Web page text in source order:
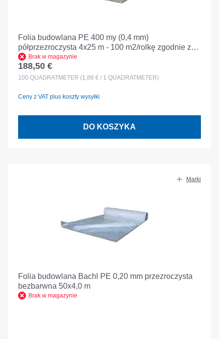
Folia budowlana PE 400 my (0,4 mm)
półprzezroczysta 4x25 m - 100 m2/rolkę zgodnie z
GKV +/-5%
Brak w magazynie
Cena regularna:
188,50 €
100 QUADRATMETER (1,88 € / 1 QUADRATMETER)
Ceny z VAT plus koszty wysyłki
DO KOSZYKA
Marki
Folia budowlana Bachl PE 0,20 mm przezroczysta
bezbarwna 50x4,0 m
Brak w magazynie